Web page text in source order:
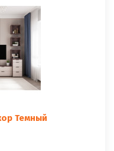
Темный